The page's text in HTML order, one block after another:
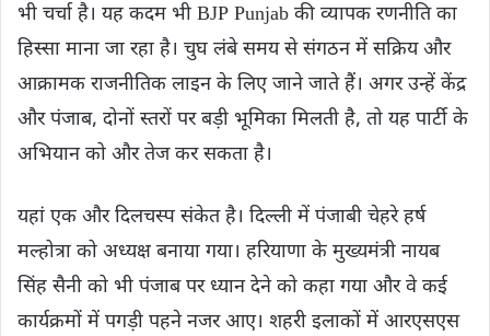
भी चर्चा है। यह कदम भी BJP Punjab की व्यापक रणनीति का
हिस्सा माना जा रहा है। चुघ लंबे समय से संगठन में सक्रिय और
आक्रामक राजनीतिक लाइन के लिए जाने जाते हैं। अगर उन्हें केंद्र
और पंजाब, दोनों स्तरों पर बड़ी भूमिका मिलती है, तो यह पार्टी के
अभियान को और तेज कर सकता है।
यहां एक और दिलचस्प संकेत है। दिल्ली में पंजाबी चेहरे हर्ष
मल्होत्रा को अध्यक्ष बनाया गया। हरियाणा के मुख्यमंत्री नायब
सिंह सैनी को भी पंजाब पर ध्यान देने को कहा गया और वे कई
कार्यक्रमों में पगड़ी पहने नजर आए। शहरी इलाकों में आरएसएस